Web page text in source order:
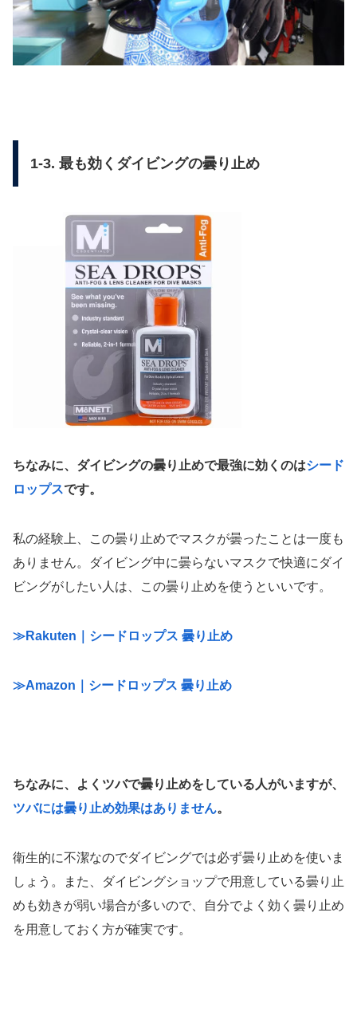
1-3. 最も効くダイビングの曇り止め
ちなみに、ダイビングの曇り止めで最強に効くのはシード
ロップスです。
私の経験上、この曇り止めでマスクが曇ったことは一度も
ありません。ダイビング中に曇らないマスクで快適にダイ
ビングがしたい人は、この曇り止めを使うといいです。
≫Rakuten｜シードロップス 曇り止め
≫Amazon｜シードロップス 曇り止め
ちなみに、よくツバで曇り止めをしている人がいますが、
ツバには曇り止め効果はありません。
衛生的に不潔なのでダイビングでは必ず曇り止めを使いま
しょう。また、ダイビングショップで用意している曇り止
めも効きが弱い場合が多いので、自分でよく効く曇り止め
を用意しておく方が確実です。